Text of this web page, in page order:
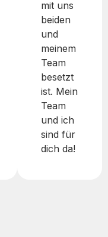
mit uns
beiden
und
meinem
Team
besetzt
ist. Mein
Team
und ich
sind für
dich da!